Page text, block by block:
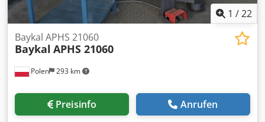
1 /22
Polen 293 km
Baykal APHS 21060
Baykal APHS 21060
Preisinfo Anrufen